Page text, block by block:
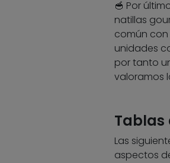
🥣 Por
natillas
común
unidades
por tanto
valoramos
Las
aspectos